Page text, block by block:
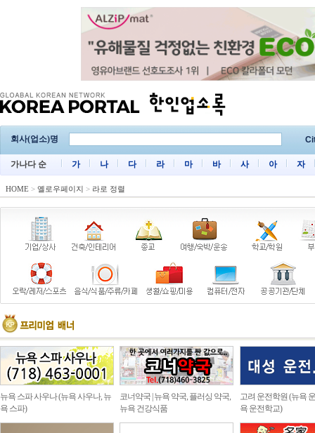
회사(업소)명
가나다 순 가 나 다 라 마 바 사 아 자
HOME > 옐로우페이지 > 라로 정렬
뉴욕 스파 사우나 (뉴욕 사우나, 뉴
욕 스파)
코너약국 | 뉴욕 약국, 플러싱 약국,
뉴욕 건강식품
고려 운전학원 (뉴욕
욕 운전학교)